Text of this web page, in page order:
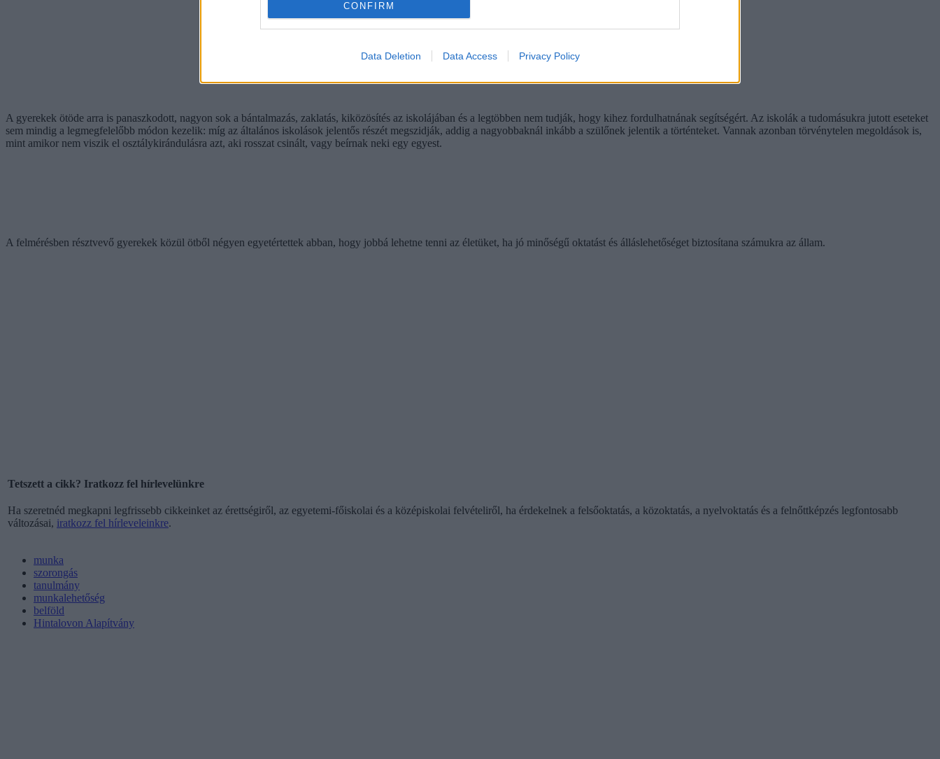
CONFIRM
Data Deletion Data Access Privacy Policy
A gyerekek ötöde arra is panaszkodott, nagyon sok a bántalmazás, zaklatás, kiközösítés az iskolájában és a legtöbben nem tudják, hogy kihez fordulhatnának segítségért. Az iskolák a tudomásukra jutott eseteket
sem mindig a legmegfelelőbb módon kezelik: míg az általános iskolások jelentős részét megszidják, addig a nagyobbaknál inkább a szülőnek jelentik a történteket. Vannak azonban törvénytelen megoldások is,
mint amikor nem viszik el osztálykirándulásra azt, aki rosszat csinált, vagy beírnak neki egy egyest.
A felmérésben résztvevő gyerekek közül ötből négyen egyetértettek abban, hogy jobbá lehetne tenni az életüket, ha jó minőségű oktatást és álláslehetőséget biztosítana számukra az állam.
Tetszett a cikk? Iratkozz fel hírlevelünkre
Ha szeretnéd megkapni legfrissebb cikkeinket az érettségiről, az egyetemi-főiskolai és a középiskolai felvételiről, ha érdekelnek a felsőoktatás, a közoktatás, a nyelvoktatás és a felnőttképzés legfontosabb
változásai, iratkozz fel hírleveleinkre.
munka
szorongás
tanulmány
munkalehetőség
belföld
Hintalovon Alapítvány